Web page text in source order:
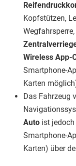
Kopfstützen,
Wireless App-
Smartphone-
Karten
Das Fahrzeug
Auto ist jedoch
Smartphone-
Karten) über